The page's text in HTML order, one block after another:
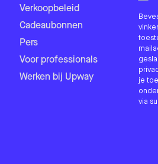
Verkoopbeleid
Cadeaubonnen
Pers
Voor professionals
Werken bij Upway
je
via